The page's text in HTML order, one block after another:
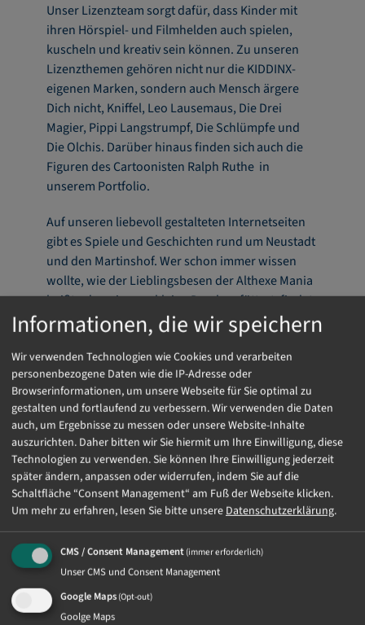
Informationen, die wir speichern
Wir verwenden Technologien wie Cookies und verarbeiten
personenbezogene Daten wie die IP-Adresse oder
Browserinformationen, um unsere Webseite für Sie optimal zu
gestalten und fortlaufend zu verbessern. Wir verwenden die Daten
auch, um Ergebnisse zu messen oder unsere Website-Inhalte
auszurichten. Daher bitten wir Sie hiermit um Ihre Einwilligung, diese
Technologien zu verwenden. Sie können Ihre Einwilligung jederzeit
später ändern, anpassen oder widerrufen, indem Sie auf die
Schaltfläche “Consent Management“ am Fuß der Webseite klicken.
Um mehr zu erfahren, lesen Sie bitte unsereDatenschutzerklärung.
CMS / Consent Management (immer erforderlich)
Unser CMS und Consent Management
Google Maps (Opt-out)
Goolge Maps
Unser Lizenzteam sorgt dafür, dass Kinder mit
ihren Hörspiel- und Filmhelden auch spielen,
kuscheln und kreativ sein können. Zu unseren
Lizenzthemen gehören nicht nur die KIDDINX-
eigenen Marken, sondern auch Mensch ärgere
Dich nicht, Kniffel, Leo Lausemaus, Die Drei
Magier, Pippi Langstrumpf, Die Schlümpfe und
Die Olchis. Darüber hinaus finden sich auch die
Figuren des Cartoonisten Ralph Ruthe in
unserem Portfolio.
Auf unseren liebevoll gestalteten Internetseiten
gibt es Spiele und Geschichten rund um Neustadt
und den Martinshof. Wer schon immer wissen
wollte, wie der Lieblingsbesen der Althexe Mania
heißt oder wie man kleine Drachen füttert, findet
auf BibiBlocksberg.de die Antwort. Auf
BibiundTina.de können Kinder ihren Traum vom
eigenen Pferd wahr werden lassen. Mit
wunderbaren Geschichten und altersgerechten
Spielen ist BenjaminBlümchen.de genau das
Richtige für die Kleinsten.
Da wir genau wissen, was unserer Zielgruppe
möchte, betreiben wir nicht nur die
Internetseiten, sondern entwickeln und
vermarkten erfolgreich ein umfangreiches
Angebot an Apps für Kinder und Erwachsene. So
gibt es von Benjamin Blümchen mit „Benjamins
Welt“ eine kindgerechte, sichere und kostenlose
App für Android und Apple und mit unserer
eigenen Streaming-App, dem KIDDINX Player,